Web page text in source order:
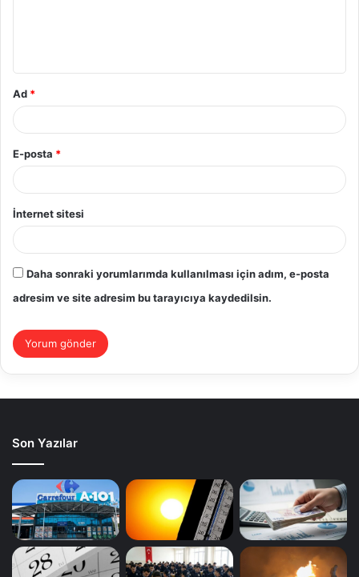
Ad *
E-posta *
İnternet sitesi
Daha sonraki yorumlarımda kullanılması için adım, e-posta
adresim ve site adresim bu tarayıcıya kaydedilsin.
Son Yazılar